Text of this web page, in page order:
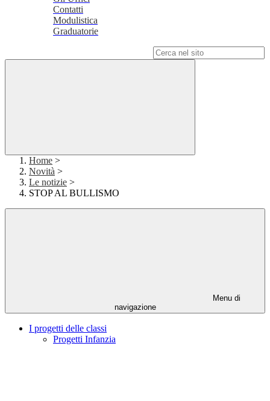
Contatti
Modulistica
Graduatorie
Home >
Novità >
Le notizie >
STOP AL BULLISMO
Menu di
navigazione
I progetti delle classi
Progetti Infanzia